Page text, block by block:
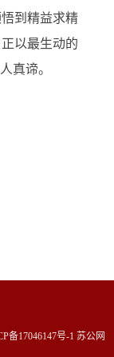
到精益求精
以最生动的
真谛。
备17046147号-1 苏公网